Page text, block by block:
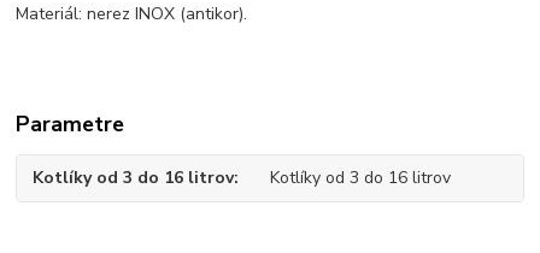
Materiál: nerez INOX (antikor).
Parametre
Kotlíky od 3 do 16 litrov Kotlíky od 3 do 16 litrov